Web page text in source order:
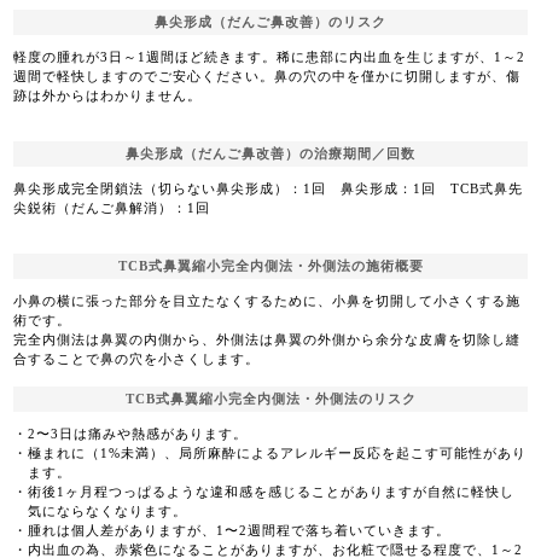
鼻尖形成（だんご鼻改善）のリスク
軽度の腫れが3日～1週間ほど続きます。稀に患部に内出血を生じますが、1～2
週間で軽快しますのでご安心ください。鼻の穴の中を僅かに切開しますが、傷
跡は外からはわかりません。
鼻尖形成（だんご鼻改善）の治療期間／回数
鼻尖形成完全閉鎖法（切らない鼻尖形成）：1回 鼻尖形成：1回 TCB式鼻先
尖鋭術（だんご鼻解消）：1回
TCB式鼻翼縮小完全内側法・外側法の施術概要
小鼻の横に張った部分を目立たなくするために、小鼻を切開して小さくする施
術です。
完全内側法は鼻翼の内側から、外側法は鼻翼の外側から余分な皮膚を切除し縫
合することで鼻の穴を小さくします。
TCB式鼻翼縮小完全内側法・外側法のリスク
2〜3日は痛みや熱感があります。
極まれに（1%未満）、局所麻酔によるアレルギー反応を起こす可能性があり
ます。
術後1ヶ月程つっぱるような違和感を感じることがありますが自然に軽快し
気にならなくなります。
腫れは個人差がありますが、1〜2週間程で落ち着いていきます。
内出血の為、赤紫色になることがありますが、お化粧で隠せる程度で、1～2